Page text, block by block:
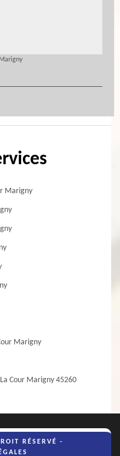
Marigny
Marigny
Cour Marigny 45260
RÉSERVÉ -